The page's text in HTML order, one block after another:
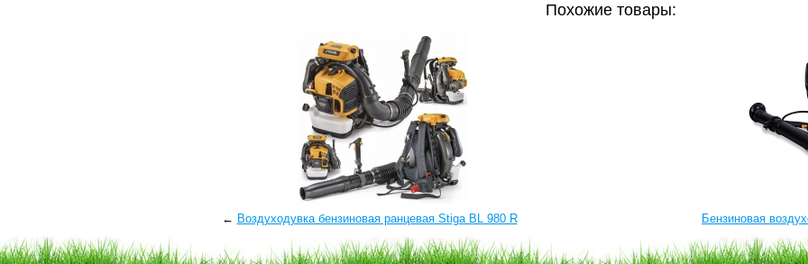
Похожие товары:
← Воздуходувка бензиновая ранцевая Stiga BL 980 R Бензиновая